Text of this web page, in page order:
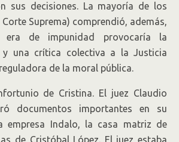
sus decisiones. La mayoría de los
Suprema) comprendió, además,
era de impunidad provocaría la
y una crítica colectiva a la Justicia
de la moral pública.
de Cristina. El juez Claudio
documentos importantes en su
empresa Indalo, la casa matriz de
de Cristóbal López. El juez estaba